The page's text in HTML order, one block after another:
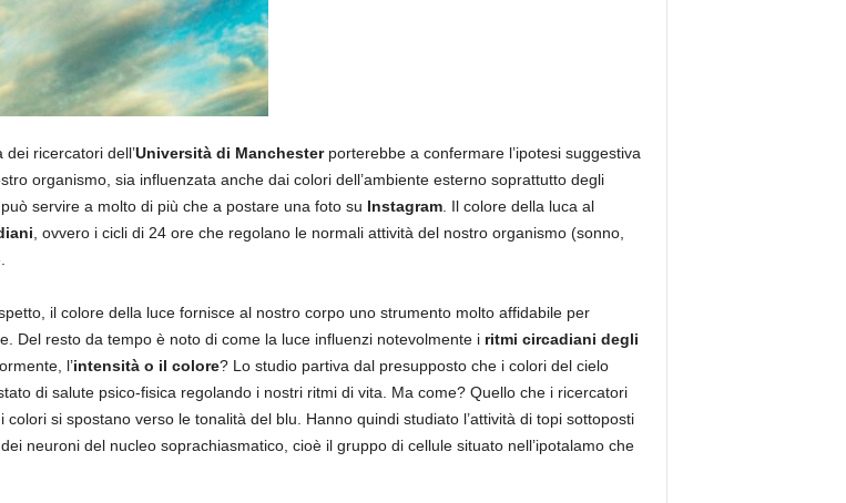
ricercatori dell’Università di Manchesterporterebbe a confermare l’ipotesi suggestiva
organismo, sia influenzata anche dai colori dell’ambiente esterno soprattutto degli
può servire a molto di più che a postare una foto su Instagram. Il colore della luca al
, ovvero i cicli di 24 ore che regolano le normali attività del nostro organismo (sonno,
il colore della luce fornisce al nostro corpo uno strumento molto affidabile per
Del resto da tempo è noto di come la luce influenzi notevolmente iritmi circadiani degli
l’intensità o il colore? Lo studio partiva dal presupposto che i colori del cielo
di salute psico-fisica regolando i nostri ritmi di vita. Ma come? Quello che i ricercatori
colori si spostano verso le tonalità del blu. Hanno quindi studiato l’attività di topi sottoposti
neuroni del nucleo soprachiasmatico, cioè il gruppo di cellule situato nell’ipotalamo che